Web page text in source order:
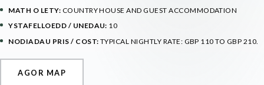
MATH O LETY: COUNTRY HOUSE AND GUEST ACCOMMODATION
YSTAFELLOEDD / UNEDAU: 10
NODIADAU PRIS / COST: TYPICAL NIGHTLY RATE: GBP 110 TO GBP 210.
AGOR MAP